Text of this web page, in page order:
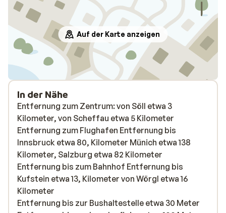
Auf der Karte anzeigen
In der Nähe
Entfernung zum Zentrum: von Söll etwa 3
Kilometer, von Scheffau etwa 5 Kilometer
Entfernung zum Flughafen Entfernung bis
Innsbruck etwa 80, Kilometer Münich etwa 138
Kilometer, Salzburg etwa 82 Kilometer
Entfernung bis zum Bahnhof Entfernung bis
Kufstein etwa 13, Kilometer von Wörgl etwa 16
Kilometer
Entfernung bis zur Bushaltestelle etwa 30 Meter